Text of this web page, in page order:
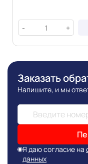
- +
Заказать
Напишите, и мы
Я даю согласие на
данных